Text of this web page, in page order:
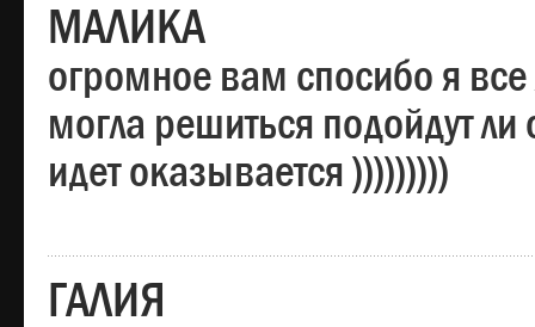
МАЛИКА
огромное вам спосибо я
могла решиться подойдут ли
идет оказывается )))))))))
ГАЛИЯ